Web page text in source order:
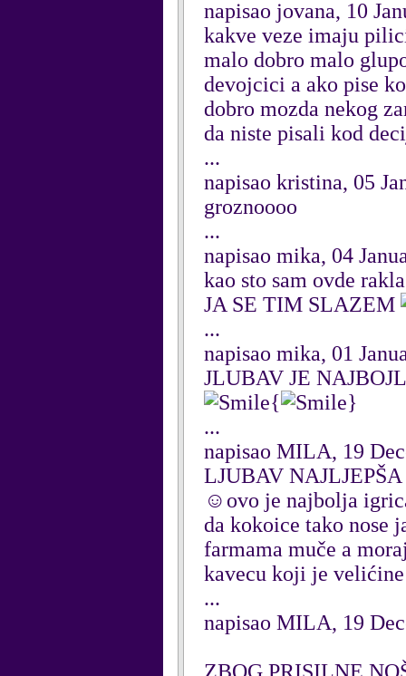
napisao jovana, 10
kakve veze imaju
malo dobro malo
devojcici a ako pise
dobro mozda nekog
da niste pisali kod
...
napisao kristina, 05
groznoooo
...
napisao mika, 04
kao sto sam ovde
JA SE TIM SLAZEM
...
napisao mika, 01
JLUBAV JE
{
}
...
napisao MILA, 19
LJUBAV
☺ovo je najbolja
da kokoice tako nose
farmama muče a
kavecu koji je
...
napisao MILA, 19